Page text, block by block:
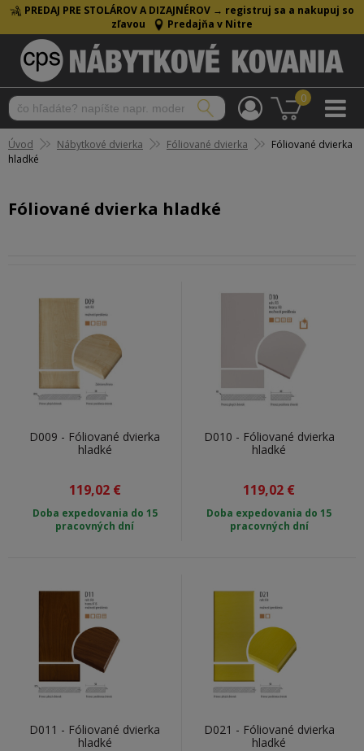
PREDAJ PRE STOLÁROV A DIZAJNÉROV → registruj sa a nakupuj so
zľavou
Predajňa v Nitre
0
Úvod Nábytkové dvierka Fóliované dvierka
Fóliované dvierka
hladké
Fóliované dvierka hladké
D009 - Fóliované dvierka
hladké
119,02 €
Doba expedovania do 15
pracovných dní
D010 - Fóliované dvierka
hladké
119,02 €
Doba expedovania do 15
pracovných dní
D011 - Fóliované dvierka
hladké
D021 - Fóliované dvierka
hladké